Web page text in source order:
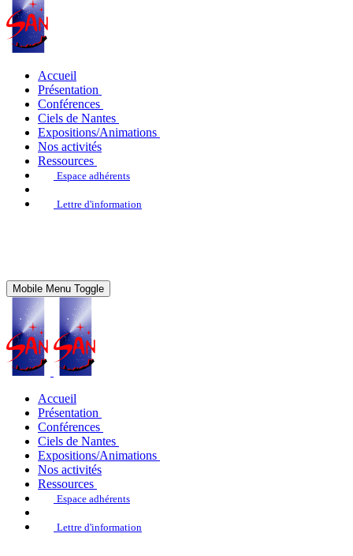
Accueil
Présentation
Conférences
Ciels de Nantes
Expositions/Animations
Nos activités
Ressources
Espace adhérents
Lettre d'information
Mobile Menu Toggle
Accueil
Présentation
Conférences
Ciels de Nantes
Expositions/Animations
Nos activités
Ressources
Espace adhérents
Lettre d'information